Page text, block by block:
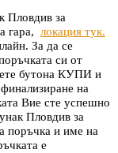
Пловдив за
гара, локация тук.
За да се
си от
бутона КУПИ и
на
Вие сте успешно
Пловдив за
поръчка и име на
е